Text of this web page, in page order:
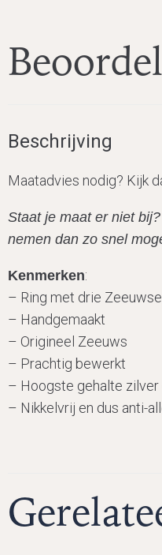
Beschrijving
Maatadvies nodig? Kijk
Staat je maat er niet
nemen dan zo snel
Kenmerken:
– Ring met drie
– Handgemaakt
– Origineel Zeeuws
– Prachtig bewerkt
– Hoogste gehalte
– Nikkelvrij en dus anti-